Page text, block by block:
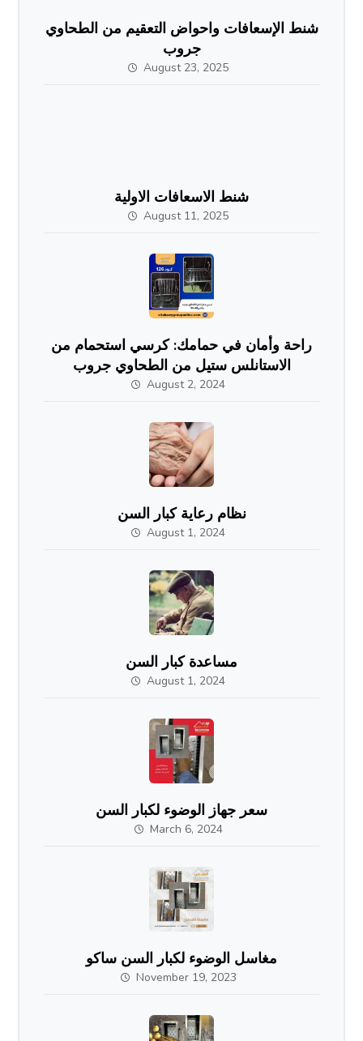
شنط الإسعافات واحواض التعقيم من الطحاوي
جروب
August 23, 2025
شنط الاسعافات الاولية
August 11, 2025
راحة وأمان في حمامك: كرسي استحمام من
الاستانلس ستيل من الطحاوي جروب
August 2, 2024
نظام رعاية كبار السن
August 1, 2024
مساعدة كبار السن
August 1, 2024
سعر جهاز الوضوء لكبار السن
March 6, 2024
مغاسل الوضوء لكبار السن ساكو
November 19, 2023